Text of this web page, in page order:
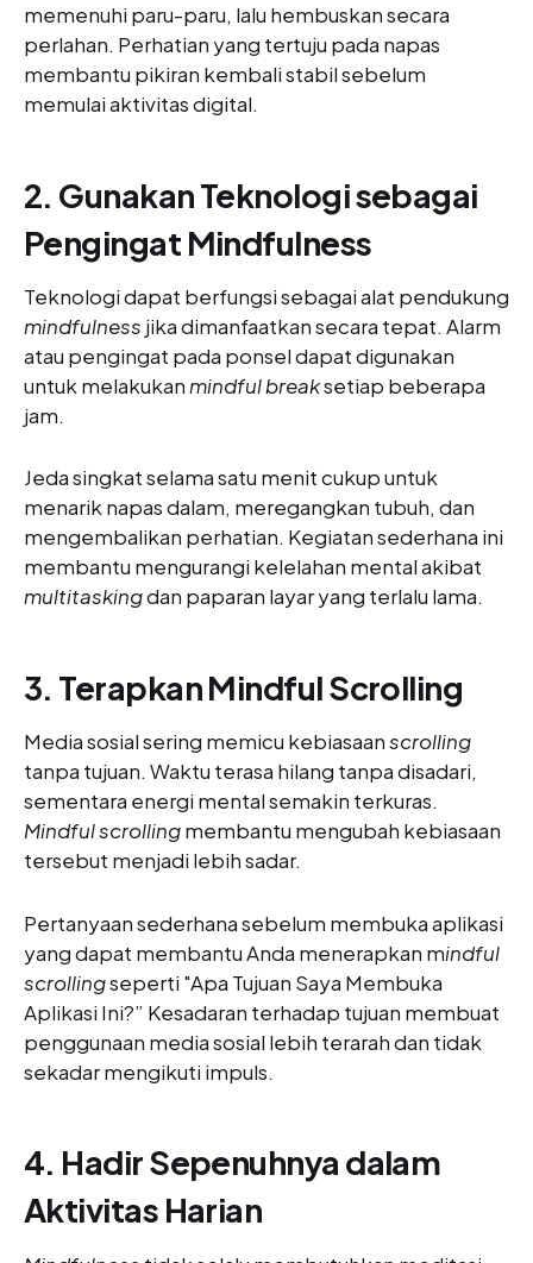
memenuhi paru-paru, lalu hembuskan secara
perlahan. Perhatian yang tertuju pada napas
membantu pikiran kembali stabil sebelum
memulai aktivitas digital.
2. Gunakan Teknologi sebagai
Pengingat Mindfulness
Teknologi dapat berfungsi sebagai alat pendukung
mindfulness jika dimanfaatkan secara tepat. Alarm
atau pengingat pada ponsel dapat digunakan
untuk melakukanmindful breaksetiap beberapa
jam.
Jeda singkat selama satu menit cukup untuk
menarik napas dalam, meregangkan tubuh, dan
mengembalikan perhatian. Kegiatan sederhana ini
membantu mengurangi kelelahan mental akibat
multitaskingdan paparan layar yang terlalu lama.
3. Terapkan Mindful Scrolling
Media sosial sering memicu kebiasaanscrolling
tanpa tujuan. Waktu terasa hilang tanpa disadari,
sementara energi mental semakin terkuras.
Mindful scrollingmembantu mengubah kebiasaan
tersebut menjadi lebih sadar.
Pertanyaan sederhana sebelum membuka aplikasi
yang dapat membantu Anda menerapkan mindful
scrollingseperti "Apa Tujuan Saya Membuka
Aplikasi Ini?” Kesadaran terhadap tujuan membuat
penggunaan media sosial lebih terarah dan tidak
sekadar mengikuti impuls.
4. Hadir Sepenuhnya dalam
Aktivitas Harian